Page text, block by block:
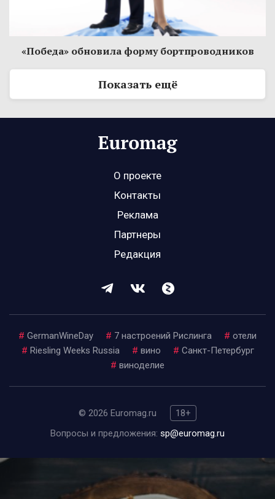
«Победа» обновила форму бортпроводников
Показать ещё
О проекте
Контакты
Реклама
Партнеры
Редакция
# GermanWineDay # 7 настроений Рислинга # отели
# Riesling Weeks Russia # вино # Санкт-Петербург
# виноделие
© 2026 Euromag.ru
18+
Вопросы и предложения: sp@euromag.ru